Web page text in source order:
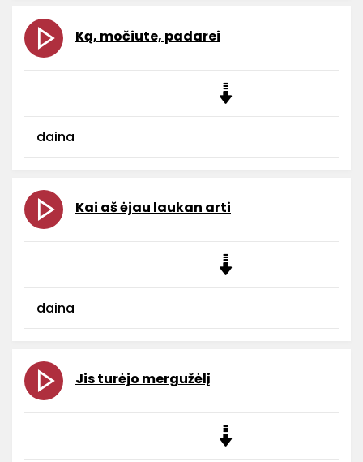
Ką, močiute, padarei
daina
Kai aš ėjau laukan arti
daina
Jis turėjo mergužėlį